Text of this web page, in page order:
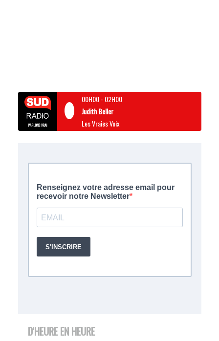
00H00- 02H00
Judith Beller
Les Vraies Voix
D'HEURE EN HEURE